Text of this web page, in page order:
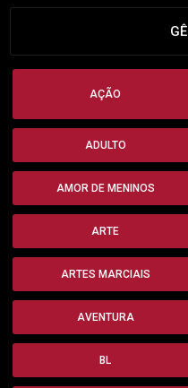
AÇÃO
ADULTO
AMOR DE MENINOS
ARTE
ARTES MARCIAIS
AVENTURA
BL